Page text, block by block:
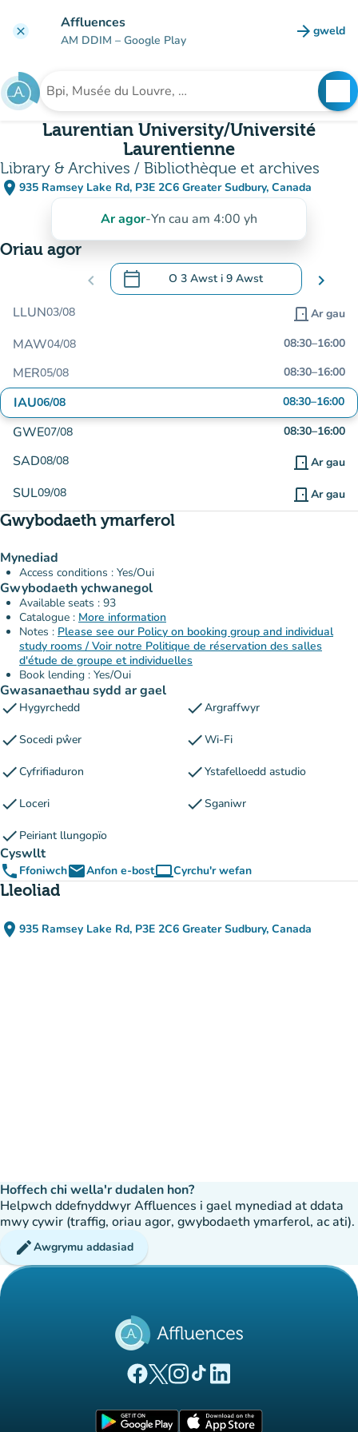
clear Affluences
AM DDIM – Google Play arrow_forward gweld
(tab
Chwilio am sefydliad
Laurentian University/Université
Laurentienne
Library & Archives / Bibliothèque et archives
place 935 Ramsey Lake Rd, P3E 2C6 Greater Sudbury, Canada
(agor yn Google Maps)
(tab newydd)
Ar agor-Yn cau am 4:00 yh
Oriau agor
chevron_left calendar_today O 3 Awst i 9 Awst
.Agor y calendr i newid dyddiadau chevron_right
LLUN03/08 door_front Ar gau
MAW04/08 08:30–16:00
MER05/08 08:30–16:00
IAU06/08 08:30–16:00
GWE07/08 08:30–16:00
SAD08/08 door_front Ar gau
SUL09/08 door_front Ar gau
Gwybodaeth ymarferol
Mynediad
Access conditions : Yes/Oui
Gwybodaeth ychwanegol
Available seats : 93
Catalogue : More information
Notes : Please see our Policy on booking group and individual
study rooms / Voir notre Politique de réservation des salles
d'étude de groupe et individuelles
Book lending : Yes/Oui
Gwasanaethau sydd ar gael
check Hygyrchedd checkArgraffwyr
checkSocedi pŵer checkWi-Fi
checkCyfrifiaduron checkYstafelloedd astudio
check Loceri checkSganiwr
check Peiriant llungopïo
Cyswllt
phone FfoniwchemailAnfon e-bostcomputerCyrchu'r wefan
(tab newydd)
Lleoliad
place 935 Ramsey Lake Rd, P3E 2C6 Greater Sudbury, Canada
(agor yn Google Maps)
(tab newydd)
Hoffech chi wella'r dudalen hon?
Helpwch ddefnyddwyr Affluences i gael mynediad at ddata
mwy cywir (traffig, oriau agor, gwybodaeth ymarferol, ac ati).
editAwgrymu addasiad
(tab newydd)
(tab newydd)
(tab newydd)
(tab newydd)
(tab newydd)